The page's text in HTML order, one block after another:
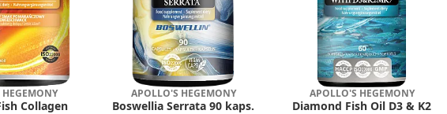
Collagen
APOLLO'S HEGEMONY
Boswellia Serrata 90 kaps.
APOLLO'S HEGEMONY
Diamond Fish Oil D3 & K2